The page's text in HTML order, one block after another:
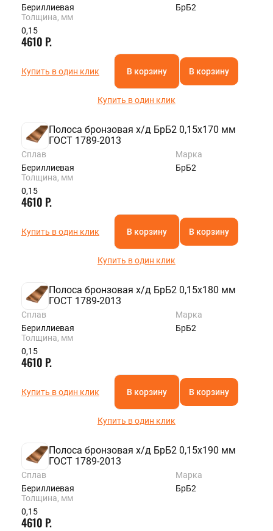
Бериллиевая
БрБ2
Толщина, мм
0,15
4610 Р.
Купить в один клик В корзину В корзину
Купить в один клик
Полоса бронзовая х/д БрБ2 0,15х170 мм
ГОСТ 1789-2013
Сплав
Бериллиевая
Марка
БрБ2
Толщина, мм
0,15
4610 Р.
Купить в один клик В корзину В корзину
Купить в один клик
Полоса бронзовая х/д БрБ2 0,15х180 мм
ГОСТ 1789-2013
Сплав
Бериллиевая
Марка
БрБ2
Толщина, мм
0,15
4610 Р.
Купить в один клик В корзину В корзину
Купить в один клик
Полоса бронзовая х/д БрБ2 0,15х190 мм
ГОСТ 1789-2013
Сплав
Бериллиевая
Марка
БрБ2
Толщина, мм
0,15
4610 Р.